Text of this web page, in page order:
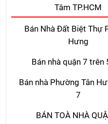
Tâm TP.HCM
Bán Nhà Đất Biệt Thự
Hưng
Bán nhà quận 7 trên
Bán nhà Phường Tân
7
BÁN TOÀ NHÀ